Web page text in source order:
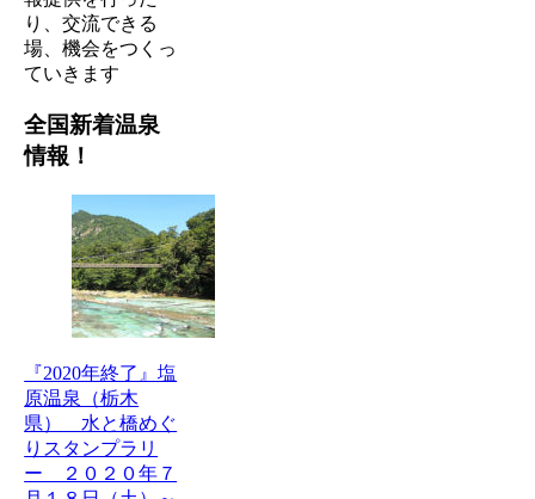
り、交流できる
場、機会をつくっ
ていきます
全国新着温泉
情報！
『2020年終了』塩
原温泉（栃木
県） 水と橋めぐ
りスタンプラリ
ー ２０２０年７